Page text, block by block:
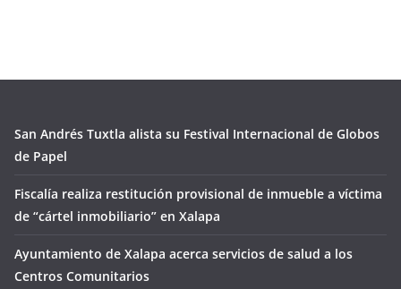
San Andrés Tuxtla alista su Festival Internacional de Globos
de Papel
Fiscalía realiza restitución provisional de inmueble a víctima
de “cártel inmobiliario” en Xalapa
Ayuntamiento de Xalapa acerca servicios de salud a los
Centros Comunitarios